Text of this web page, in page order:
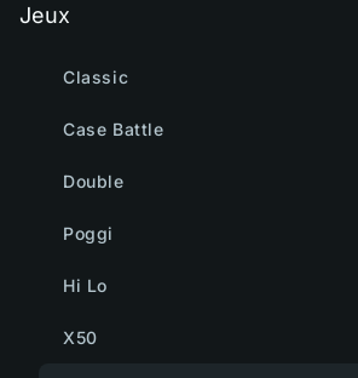
Jeux
Classic
Case Battle
Double
Poggi
Hi Lo
X50